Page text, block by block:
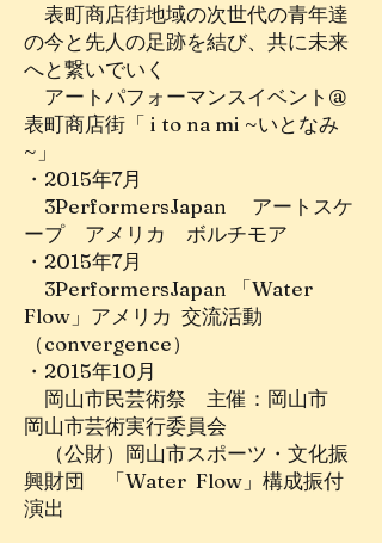
表町商店街地域の次世代の青年達
の今と先人の足跡を結び、共に未来
へと繋いでいく
アートパフォーマンスイベント@
表町商店街「 i to na mi ~いとなみ
~」
・2015年7月
3PerformersJapan アートスケ
ープ アメリカ ボルチモア
・2015年7月
3PerformersJapan 「Water
Flow」アメリカ 交流活動
（convergence）
・2015年10月
岡山市民芸術祭 主催：岡山市
岡山市芸術実行委員会
（公財）岡山市スポーツ・文化振
興財団 「Water Flow」構成振付
演出